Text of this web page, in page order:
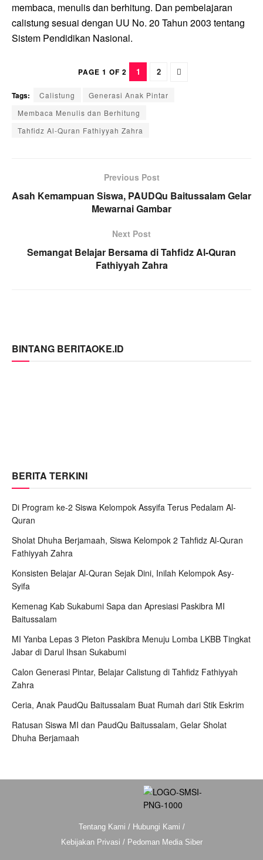
membaca, menulis dan berhitung. Dan pembelajaran
calistung sesuai dengan UU No. 20 Tahun 2003 tentang
Sistem Pendidikan Nasional.
PAGE 1 OF 2 1 2
Tags: Calistung
Generasi Anak Pintar
Membaca Menulis dan Berhitung
Tahfidz Al-Quran Fathiyyah Zahra
Previous Post
Asah Kemampuan Siswa, PAUDQu Baitussalam Gelar
Mewarnai Gambar
Next Post
Semangat Belajar Bersama di Tahfidz Al-Quran
Fathiyyah Zahra
BINTANG BERITAOKE.ID
BERITA TERKINI
Di Program ke-2 Siswa Kelompok Assyifa Terus Pedalam Al-
Quran
Sholat Dhuha Berjamaah, Siswa Kelompok 2 Tahfidz Al-Quran
Fathiyyah Zahra
Konsisten Belajar Al-Quran Sejak Dini, Inilah Kelompok Asy-
Syifa
Kemenag Kab Sukabumi Sapa dan Apresiasi Paskibra MI
Baitussalam
MI Yanba Lepas 3 Pleton Paskibra Menuju Lomba LKBB Tingkat
Jabar di Darul Ihsan Sukabumi
Calon Generasi Pintar, Belajar Calistung di Tahfidz Fathiyyah
Zahra
Ceria, Anak PaudQu Baitussalam Buat Rumah dari Stik Eskrim
Ratusan Siswa MI dan PaudQu Baitussalam, Gelar Sholat
Dhuha Berjamaah
Tentang Kami / Hubungi Kami /
Kebijakan Privasi / Pedoman Media Siber